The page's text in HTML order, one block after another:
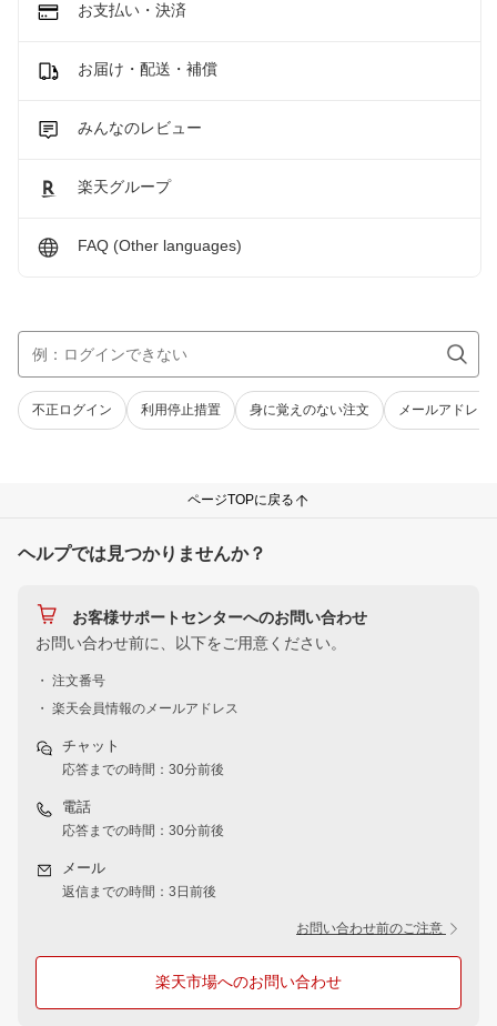
お支払い・決済
お届け・配送・補償
みんなのレビュー
楽天グループ
FAQ (Other languages)
不正ログイン 利用停止措置 身に覚えのない注文 メールアドレス
ページTOPに戻る
ヘルプでは見つかりませんか？
お客様サポートセンターへのお問い合わせ
お問い合わせ前に、以下をご用意ください。
・ 注文番号
・ 楽天会員情報のメールアドレス
チャット
応答までの時間：30分前後
電話
応答までの時間：30分前後
メール
返信までの時間：3日前後
お問い合わせ前のご注意
楽天市場へのお問い合わせ